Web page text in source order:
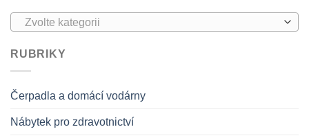
Zvolte kategorii
RUBRIKY
Čerpadla a domácí vodárny
Nábytek pro zdravotnictví